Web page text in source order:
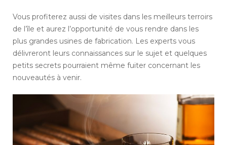
Vous profiterez aussi de visites dans les meilleurs terroirs
de l’île et aurez l’opportunité de vous rendre dans les
plus grandes usines de fabrication. Les experts vous
délivreront leurs connaissances sur le sujet et quelques
petits secrets pourraient même fuiter concernant les
nouveautés à venir.